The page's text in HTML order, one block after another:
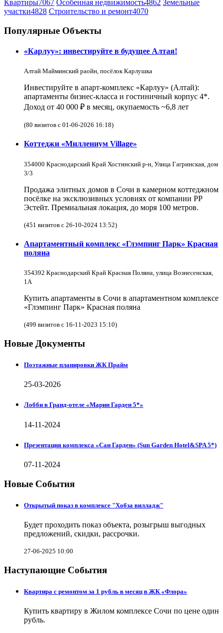
Квартиры7067 Особенная недвижимость4862 Земельные
участки4828 Строительство и ремонт4070
Популярные Объекты
«Карлуу»: инвестируйте в будущее Алтая!
Алтай Майминский раойн, посёлок Карлушка
Инвестируйте в апарт-комплекс «Карлуу» (Алтай):
апартаменты бизнес-класса и гостиничный корпус 4*.
Доход от 40 000 ₽ в месяц, окупаемость ~6,8 лет
(80 визитов с 01-06-2026 16:18)
Коттеджи «Миллениум Village»
354000 Краснодарский Край Хостинский р-н, Улица Гагринская, дом
3/3
Продажа элитных домов в Сочи в камерном коттеджном
посёлке на эксклюзивных условиях от компании РР
Эстейт. Премиальная локация, до моря 100 метров.
(451 визитов с 26-10-2024 13:52)
Апартаментный комплекс «Глэмпинг Парк» Красная
поляна
354392 Краснодарский Край Красная Поляна, улица Вознесенская,
1А
Купить апартаменты в Сочи в апартаментном комплексе
«Глэмпинг Парк» Красная поляна
(499 визитов с 16-11-2023 15:10)
Новые Документы
Поэтажные планировки ЖК Прайм
25-03-2026
Лобби в Гранд-отеле «Марин Гарден 5*»
14-11-2024
Презентация комплекса «Сан Гарден» (Sun Garden Hotel&SPA 5*)
07-11-2024
Новые События
Открытый показ в комплексе "Хобза вилладж"
Будет проходить показ объекта, розыгрыш выгодных
предложений, скидки, рассрочки.
27-06-2025 10:00
Наступающие События
Квартира с ремонтом за 1 рубль в месяц в ЖК «Флора»
Купить квартиру в Жилом комплексе Сочи по цене один
рубль.